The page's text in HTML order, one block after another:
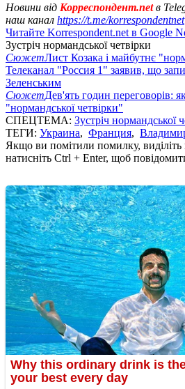
Новини від Корреспондент.netв
наш канал https://t.me/korrespondentnet
Читайте Korrespondent.net в Google
Зустріч нормандської четвірки
СюжетЛист Козака і майбутнє
Телеканал "Россия 1" заявив, що
Зеленським
СюжетДев'ять годин переговорів:
"нормандської четвірки"
СПЕЦТЕМА: Зустріч нормандської
ТЕГИ: Украина, Франция,
Якщо ви помітили помилку, виділіть
натисніть Ctrl + Enter, щоб